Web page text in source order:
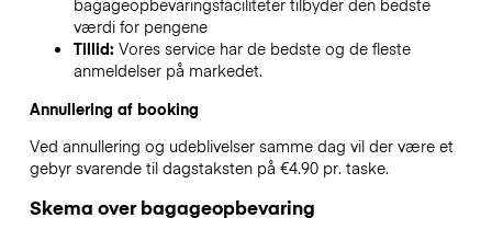
bagageopbevaringsfaciliteter tilbyder den bedste
værdi for pengene
Tillid: Vores service har de bedste og de fleste
anmeldelser på markedet.
Annullering af booking
Ved annullering og udeblivelser samme dag vil der være et
gebyr svarende til dagstaksten på €4.90 pr. taske.
Skema over bagageopbevaring